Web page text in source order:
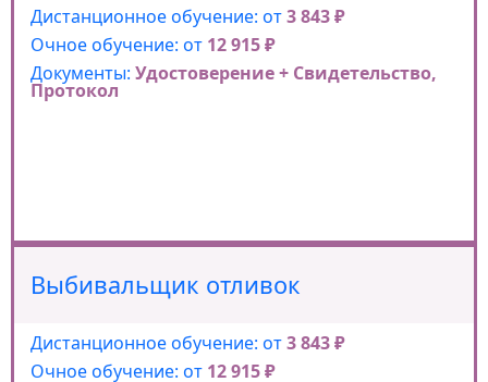
Дистанционное обучение: от3 843 ₽
Очное обучение: от 12 915 ₽
Документы: Удостоверение + Свидетельство,
Протокол
Выбивальщик отливок
Дистанционное обучение: от3 843 ₽
Очное обучение: от 12 915 ₽